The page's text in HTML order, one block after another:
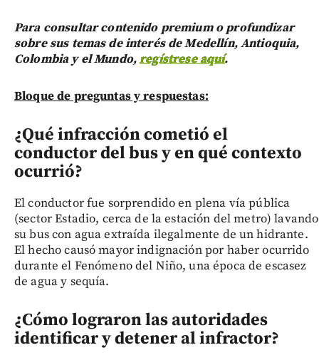
Para consultar contenido premium o profundizar
sobre sus temas de interés de Medellín, Antioquia,
Colombia y el Mundo,regístrese aquí.
Bloque de preguntas y respuestas:
¿Qué infracción cometió el
conductor del bus y en qué contexto
ocurrió?
El conductor fue sorprendido en plena vía pública
(sector Estadio, cerca de la estación del metro) lavando
su bus con agua extraída ilegalmente de un hidrante.
El hecho causó mayor indignación por haber ocurrido
durante el Fenómeno del Niño, una época de escasez
de agua y sequía.
¿Cómo lograron las autoridades
identificar y detener al infractor?